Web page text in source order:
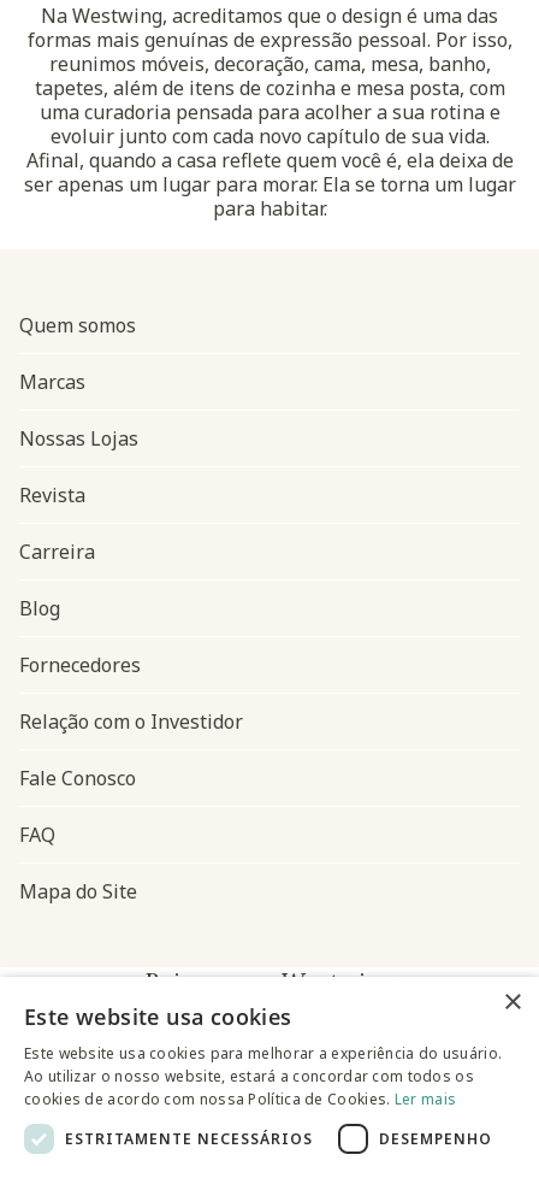
Na Westwing, acreditamos que o design é uma das
formas mais genuínas de expressão pessoal. Por isso,
reunimos móveis, decoração, cama, mesa, banho,
tapetes, além de itens de cozinha e mesa posta, com
uma curadoria pensada para acolher a sua rotina e
evoluir junto com cada novo capítulo de sua vida.
Afinal, quando a casa reflete quem você é, ela deixa de
ser apenas um lugar para morar. Ela se torna um lugar
para habitar.
Navegação do rodapé
Quem somos
Marcas
Nossas Lojas
Revista
Carreira
Blog
Fornecedores
Relação com o Investidor
Fale Conosco
FAQ
Mapa do Site
Baixe o app Westwing
×
Este website usa cookies
Este website usa cookies para melhorar a experiência do usuário.
Ao utilizar o nosso website, estará a concordar com todos os
cookies de acordo com nossa Política de Cookies. Ler mais
ESTRITAMENTE NECESSÁRIOS
DESEMPENHO